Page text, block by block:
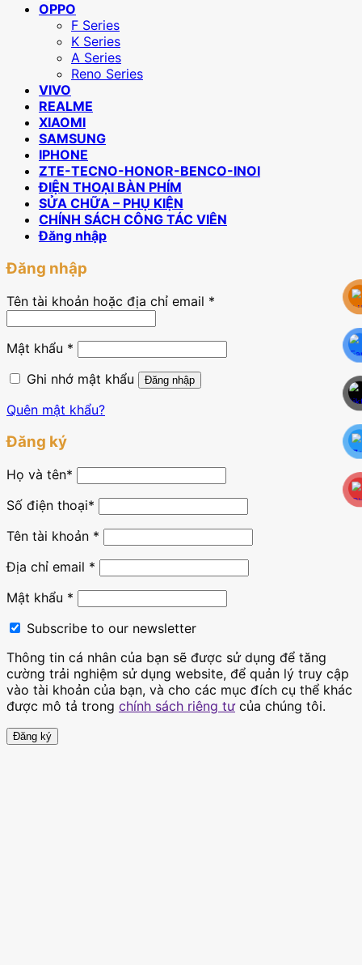
OPPO
F Series
K Series
A Series
Reno Series
VIVO
REALME
XIAOMI
SAMSUNG
IPHONE
ZTE-TECNO-HONOR-BENCO-INOI
ĐIỆN THOẠI BÀN PHÍM
SỬA CHỮA – PHỤ KIỆN
CHÍNH SÁCH CÔNG TÁC VIÊN
Đăng nhập
Đăng nhập
Tên tài khoản hoặc địa chỉ email *
Mật khẩu *
Ghi nhớ mật khẩu
Đăng nhập
Quên mật khẩu?
Đăng ký
Họ và tên*
Số điện thoại*
Tên tài khoản *
Địa chỉ email *
Mật khẩu *
Subscribe to our newsletter
Thông tin cá nhân của bạn sẽ được sử dụng để tăng
cường trải nghiệm sử dụng website, để quản lý truy cập
vào tài khoản của bạn, và cho các mục đích cụ thể khác
được mô tả trong chính sách riêng tưcủa chúng tôi.
Đăng ký